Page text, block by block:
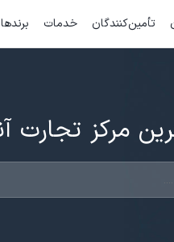
تأمین‌کنندگان خدمات برندها